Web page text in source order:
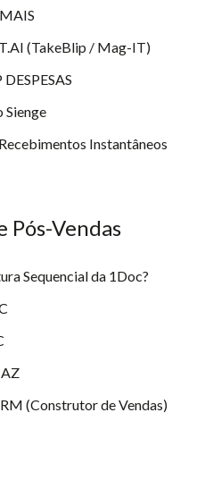
(TakeBlip / Mag-IT)
Sienge
Instantâneos
Pós-Vendas
Sequencial da 1Doc?
(Construtor de Vendas)